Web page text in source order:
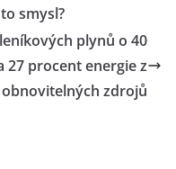
smysl?
plynů o 40
27 procent energie z
obnovitelných zdrojů